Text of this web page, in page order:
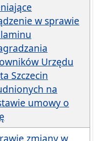
w sprawie
Urzędu
Szczecin
na
umowy o